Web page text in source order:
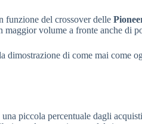
funzione del crossover delle
volume a fronte anche di
dimostrazione di come mai come
piccola percentuale dagli